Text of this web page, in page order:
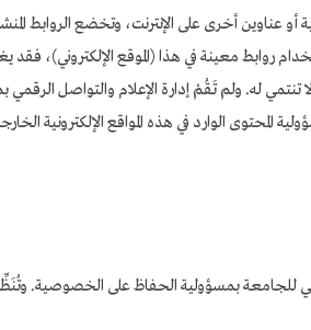
أو عناوين أخرى على الإنترنت، وتخضع الروابط
روابط معينة في هذا (الموقع الإلكتروني)، فقد
له. ولم تَقُمْ إدارة الإعلام والتواصل الرقمي